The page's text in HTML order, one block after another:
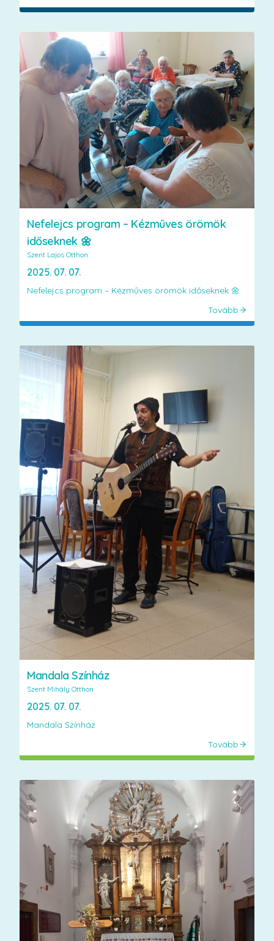
Nefelejcs program – Kézműves örömök
időseknek 🌼
Szent Lajos Otthon
2025. 07. 07.
Nefelejcs program – Kézműves örömök időseknek 🌼
Tovább
Mandala Színház
Szent Mihály Otthon
2025. 07. 07.
Mandala Színház
Tovább